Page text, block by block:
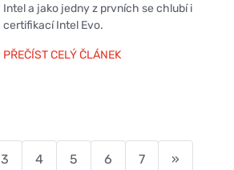
Intel a jako jedny z prvních se chlubí i
certifikací Intel Evo.
PŘEČÍST CELÝ ČLÁNEK
3 4 5 6 7 »